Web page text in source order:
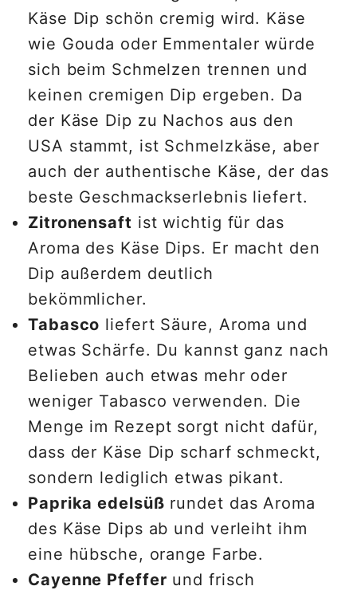
Käse Dip schön cremig wird. Käse
wie Gouda oder Emmentaler würde
sich beim Schmelzen trennen und
keinen cremigen Dip ergeben. Da
der Käse Dip zu Nachos aus den
USA stammt, ist Schmelzkäse, aber
auch der authentische Käse, der das
beste Geschmackserlebnis liefert.
Zitronensaft ist wichtig für das
Aroma des Käse Dips. Er macht den
Dip außerdem deutlich
bekömmlicher.
Tabasco liefert Säure, Aroma und
etwas Schärfe. Du kannst ganz nach
Belieben auch etwas mehr oder
weniger Tabasco verwenden. Die
Menge im Rezept sorgt nicht dafür,
dass der Käse Dip scharf schmeckt,
sondern lediglich etwas pikant.
Paprika edelsüß rundet das Aroma
des Käse Dips ab und verleiht ihm
eine hübsche, orange Farbe.
Cayenne Pfeffer und frisch